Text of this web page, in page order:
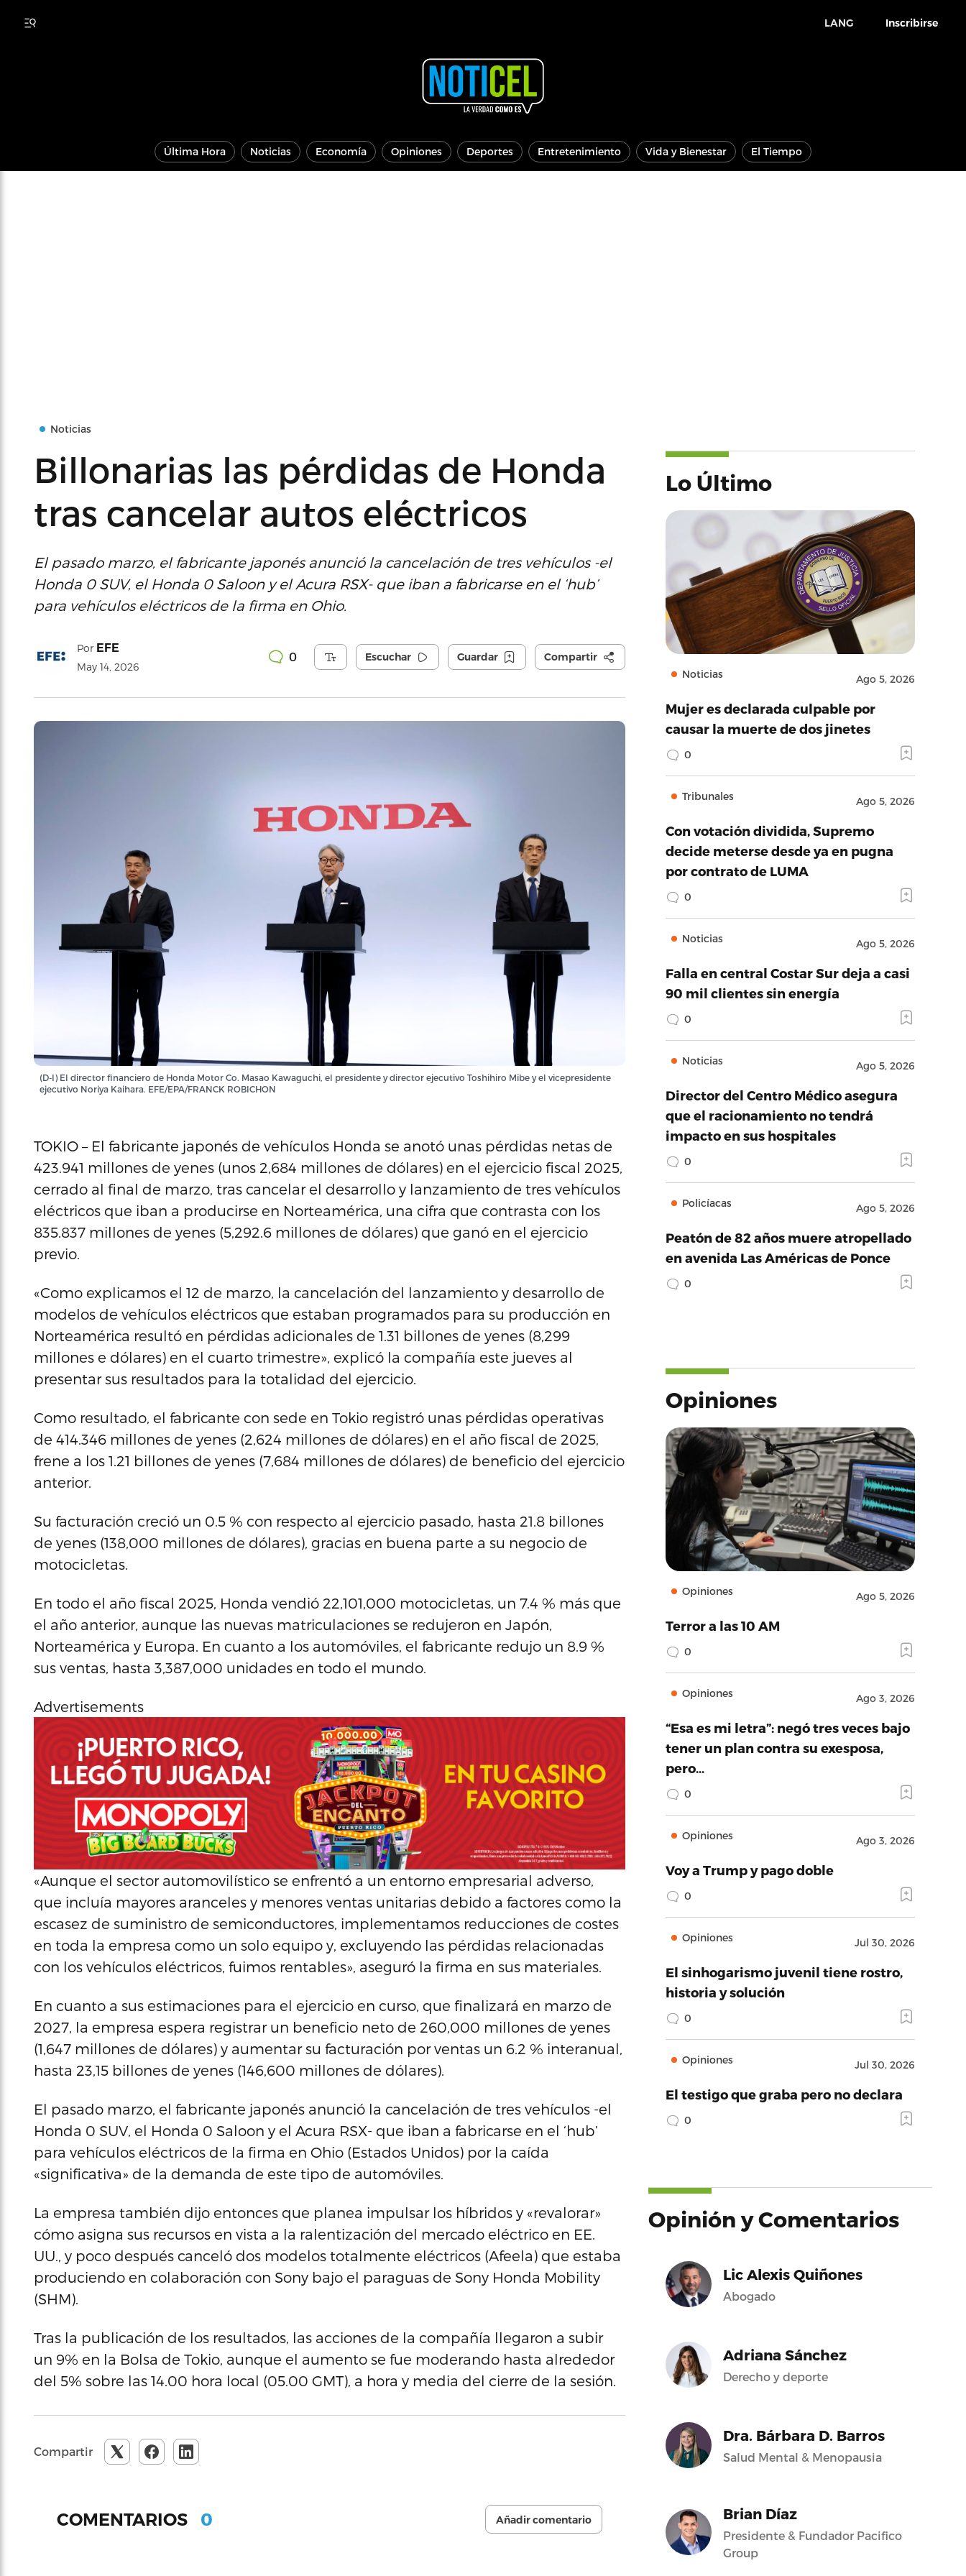
LANG Inscribirse
Última Hora Noticias Economía Opiniones Deportes Entretenimiento Vida y Bienestar El Tiempo
Noticias
Billonarias las pérdidas de Honda
tras cancelar autos eléctricos
El pasado marzo, el fabricante japonés anunció la cancelación de tres vehículos -el
Honda 0 SUV, el Honda 0 Saloon y el Acura RSX- que iban a fabricarse en el ‘hub’
para vehículos eléctricos de la firma en Ohio.
Por EFE
May 14, 2026
0 Escuchar Guardar Compartir
(D-I) El director financiero de Honda Motor Co. Masao Kawaguchi, el presidente y director ejecutivo Toshihiro Mibe y el vicepresidente
ejecutivo Noriya Kaihara. EFE/EPA/FRANCK ROBICHON
TOKIO – El fabricante japonés de vehículos Honda se anotó unas pérdidas netas de
423.941 millones de yenes (unos 2,684 millones de dólares) en el ejercicio fiscal 2025,
cerrado al final de marzo, tras cancelar el desarrollo y lanzamiento de tres vehículos
eléctricos que iban a producirse en Norteamérica, una cifra que contrasta con los
835.837 millones de yenes (5,292.6 millones de dólares) que ganó en el ejercicio
previo.
«Como explicamos el 12 de marzo, la cancelación del lanzamiento y desarrollo de
modelos de vehículos eléctricos que estaban programados para su producción en
Norteamérica resultó en pérdidas adicionales de 1.31 billones de yenes (8,299
millones e dólares) en el cuarto trimestre», explicó la compañía este jueves al
presentar sus resultados para la totalidad del ejercicio.
Como resultado, el fabricante con sede en Tokio registró unas pérdidas operativas
de 414.346 millones de yenes (2,624 millones de dólares) en el año fiscal de 2025,
frene a los 1.21 billones de yenes (7,684 millones de dólares) de beneficio del ejercicio
anterior.
Su facturación creció un 0.5 % con respecto al ejercicio pasado, hasta 21.8 billones
de yenes (138,000 millones de dólares), gracias en buena parte a su negocio de
motocicletas.
En todo el año fiscal 2025, Honda vendió 22,101,000 motocicletas, un 7.4 % más que
el año anterior, aunque las nuevas matriculaciones se redujeron en Japón,
Norteamérica y Europa. En cuanto a los automóviles, el fabricante redujo un 8.9 %
sus ventas, hasta 3,387,000 unidades en todo el mundo.
Advertisements
«Aunque el sector automovilístico se enfrentó a un entorno empresarial adverso,
que incluía mayores aranceles y menores ventas unitarias debido a factores como la
escasez de suministro de semiconductores, implementamos reducciones de costes
en toda la empresa como un solo equipo y, excluyendo las pérdidas relacionadas
con los vehículos eléctricos, fuimos rentables», aseguró la firma en sus materiales.
En cuanto a sus estimaciones para el ejercicio en curso, que finalizará en marzo de
2027, la empresa espera registrar un beneficio neto de 260,000 millones de yenes
(1,647 millones de dólares) y aumentar su facturación por ventas un 6.2 % interanual,
hasta 23,15 billones de yenes (146,600 millones de dólares).
El pasado marzo, el fabricante japonés anunció la cancelación de tres vehículos -el
Honda 0 SUV, el Honda 0 Saloon y el Acura RSX- que iban a fabricarse en el ‘hub’
para vehículos eléctricos de la firma en Ohio (Estados Unidos) por la caída
«significativa» de la demanda de este tipo de automóviles.
La empresa también dijo entonces que planea impulsar los híbridos y «revalorar»
cómo asigna sus recursos en vista a la ralentización del mercado eléctrico en EE.
UU., y poco después canceló dos modelos totalmente eléctricos (Afeela) que estaba
produciendo en colaboración con Sony bajo el paraguas de Sony Honda Mobility
(SHM).
Tras la publicación de los resultados, las acciones de la compañía llegaron a subir
un 9% en la Bolsa de Tokio, aunque el aumento se fue moderando hasta alrededor
del 5% sobre las 14.00 hora local (05.00 GMT), a hora y media del cierre de la sesión.
Compartir
COMENTARIOS 0 Añadir comentario
Lo Último
Noticias Ago 5, 2026
Mujer es declarada culpable por
causar la muerte de dos jinetes
0
Tribunales Ago 5, 2026
Con votación dividida, Supremo
decide meterse desde ya en pugna
por contrato de LUMA
0
Noticias Ago 5, 2026
Falla en central Costar Sur deja a casi
90 mil clientes sin energía
0
Noticias Ago 5, 2026
Director del Centro Médico asegura
que el racionamiento no tendrá
impacto en sus hospitales
0
Policíacas Ago 5, 2026
Peatón de 82 años muere atropellado
en avenida Las Américas de Ponce
0
Opiniones
Opiniones Ago 5, 2026
Terror a las 10 AM
0
Opiniones Ago 3, 2026
“Esa es mi letra”: negó tres veces bajo
tener un plan contra su exesposa,
pero…
0
Opiniones Ago 3, 2026
Voy a Trump y pago doble
0
Opiniones Jul 30, 2026
El sinhogarismo juvenil tiene rostro,
historia y solución
0
Opiniones Jul 30, 2026
El testigo que graba pero no declara
0
Opinión y Comentarios
Lic Alexis Quiñones
Abogado
Adriana Sánchez
Derecho y deporte
Dra. Bárbara D. Barros
Salud Mental & Menopausia
Brian Díaz
Presidente & Fundador Pacifico
Group